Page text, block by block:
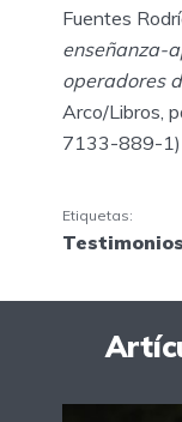
Fuentes
enseñanza-
operadores
Arco/Libros,
7133-889-1)
Etiquetas: